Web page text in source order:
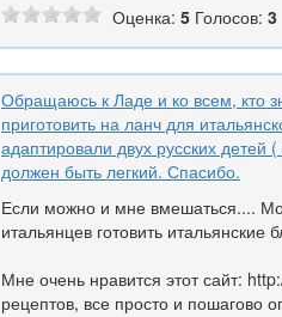
Оценка: 5 Голосов: 3
Обращаюсь к Ладе и ко всем, кто
приготовить на ланч для
адаптировали двух русских детей
должен быть легкий. Спасибо.
Если можно и мне вмешаться....
итальянцев готовить итальянские
Мне очень нравится этот сайт:
рецептов, все просто и пошагово